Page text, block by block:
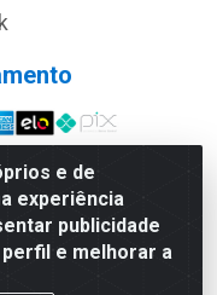
e de
experiência
publicidade
e melhorar a